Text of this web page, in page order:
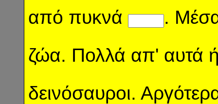
από πυκνά
.
ζώα. Πολλά απ' αυτά
δεινόσαυροι.